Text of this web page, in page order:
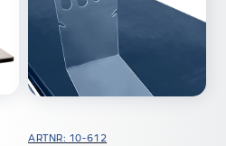
ARTNR: 10-612